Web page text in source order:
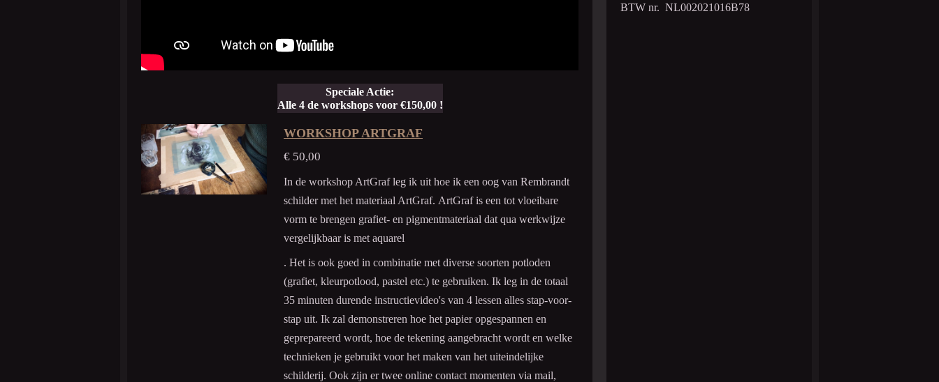
Speciale Actie:
Alle 4 de workshops voor €150,00 !
WORKSHOP ARTGRAF
€ 50,00
In de workshop ArtGraf leg ik uit hoe ik een oog van Rembrandt
schilder met het materiaal ArtGraf. ArtGraf is een tot vloeibare
vorm te brengen grafiet- en pigmentmateriaal dat qua werkwijze
vergelijkbaar is met aquarel
. Het is ook goed in combinatie met diverse soorten potloden
(grafiet, kleurpotlood, pastel etc.) te gebruiken. Ik leg in de totaal
35 minuten durende instructievideo's van 4 lessen alles stap-voor-
stap uit. Ik zal demonstreren hoe het papier opgespannen en
geprepareerd wordt, hoe de tekening aangebracht wordt en welke
technieken je gebruikt voor het maken van het uiteindelijke
schilderij. Ook zijn er twee online contact momenten via mail,
BTW nr. NL002021016B78